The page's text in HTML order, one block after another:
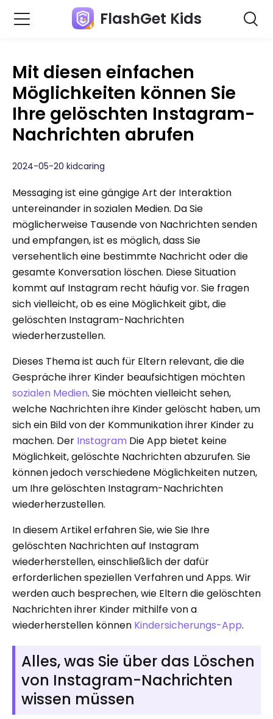
FlashGet Kids
Mit diesen einfachen
Möglichkeiten können Sie
Ihre gelöschten Instagram-
Nachrichten abrufen
2024-05-20 kidcaring
Messaging ist eine gängige Art der Interaktion
untereinander in sozialen Medien. Da Sie
möglicherweise Tausende von Nachrichten senden
und empfangen, ist es möglich, dass Sie
versehentlich eine bestimmte Nachricht oder die
gesamte Konversation löschen. Diese Situation
kommt auf Instagram recht häufig vor. Sie fragen
sich vielleicht, ob es eine Möglichkeit gibt, die
gelöschten Instagram-Nachrichten
wiederherzustellen.
Dieses Thema ist auch für Eltern relevant, die die
Gespräche ihrer Kinder beaufsichtigen möchten
sozialen Medien. Sie möchten vielleicht sehen,
welche Nachrichten ihre Kinder gelöscht haben, um
sich ein Bild von der Kommunikation ihrer Kinder zu
machen. Der Instagram Die App bietet keine
Möglichkeit, gelöschte Nachrichten abzurufen. Sie
können jedoch verschiedene Möglichkeiten nutzen,
um Ihre gelöschten Instagram-Nachrichten
wiederherzustellen.
In diesem Artikel erfahren Sie, wie Sie Ihre
gelöschten Nachrichten auf Instagram
wiederherstellen, einschließlich der dafür
erforderlichen speziellen Verfahren und Apps. Wir
werden auch besprechen, wie Eltern die gelöschten
Nachrichten ihrer Kinder mithilfe von a
wiederherstellen können Kindersicherungs-App.
Alles, was Sie über das Löschen
von Instagram-Nachrichten
wissen müssen